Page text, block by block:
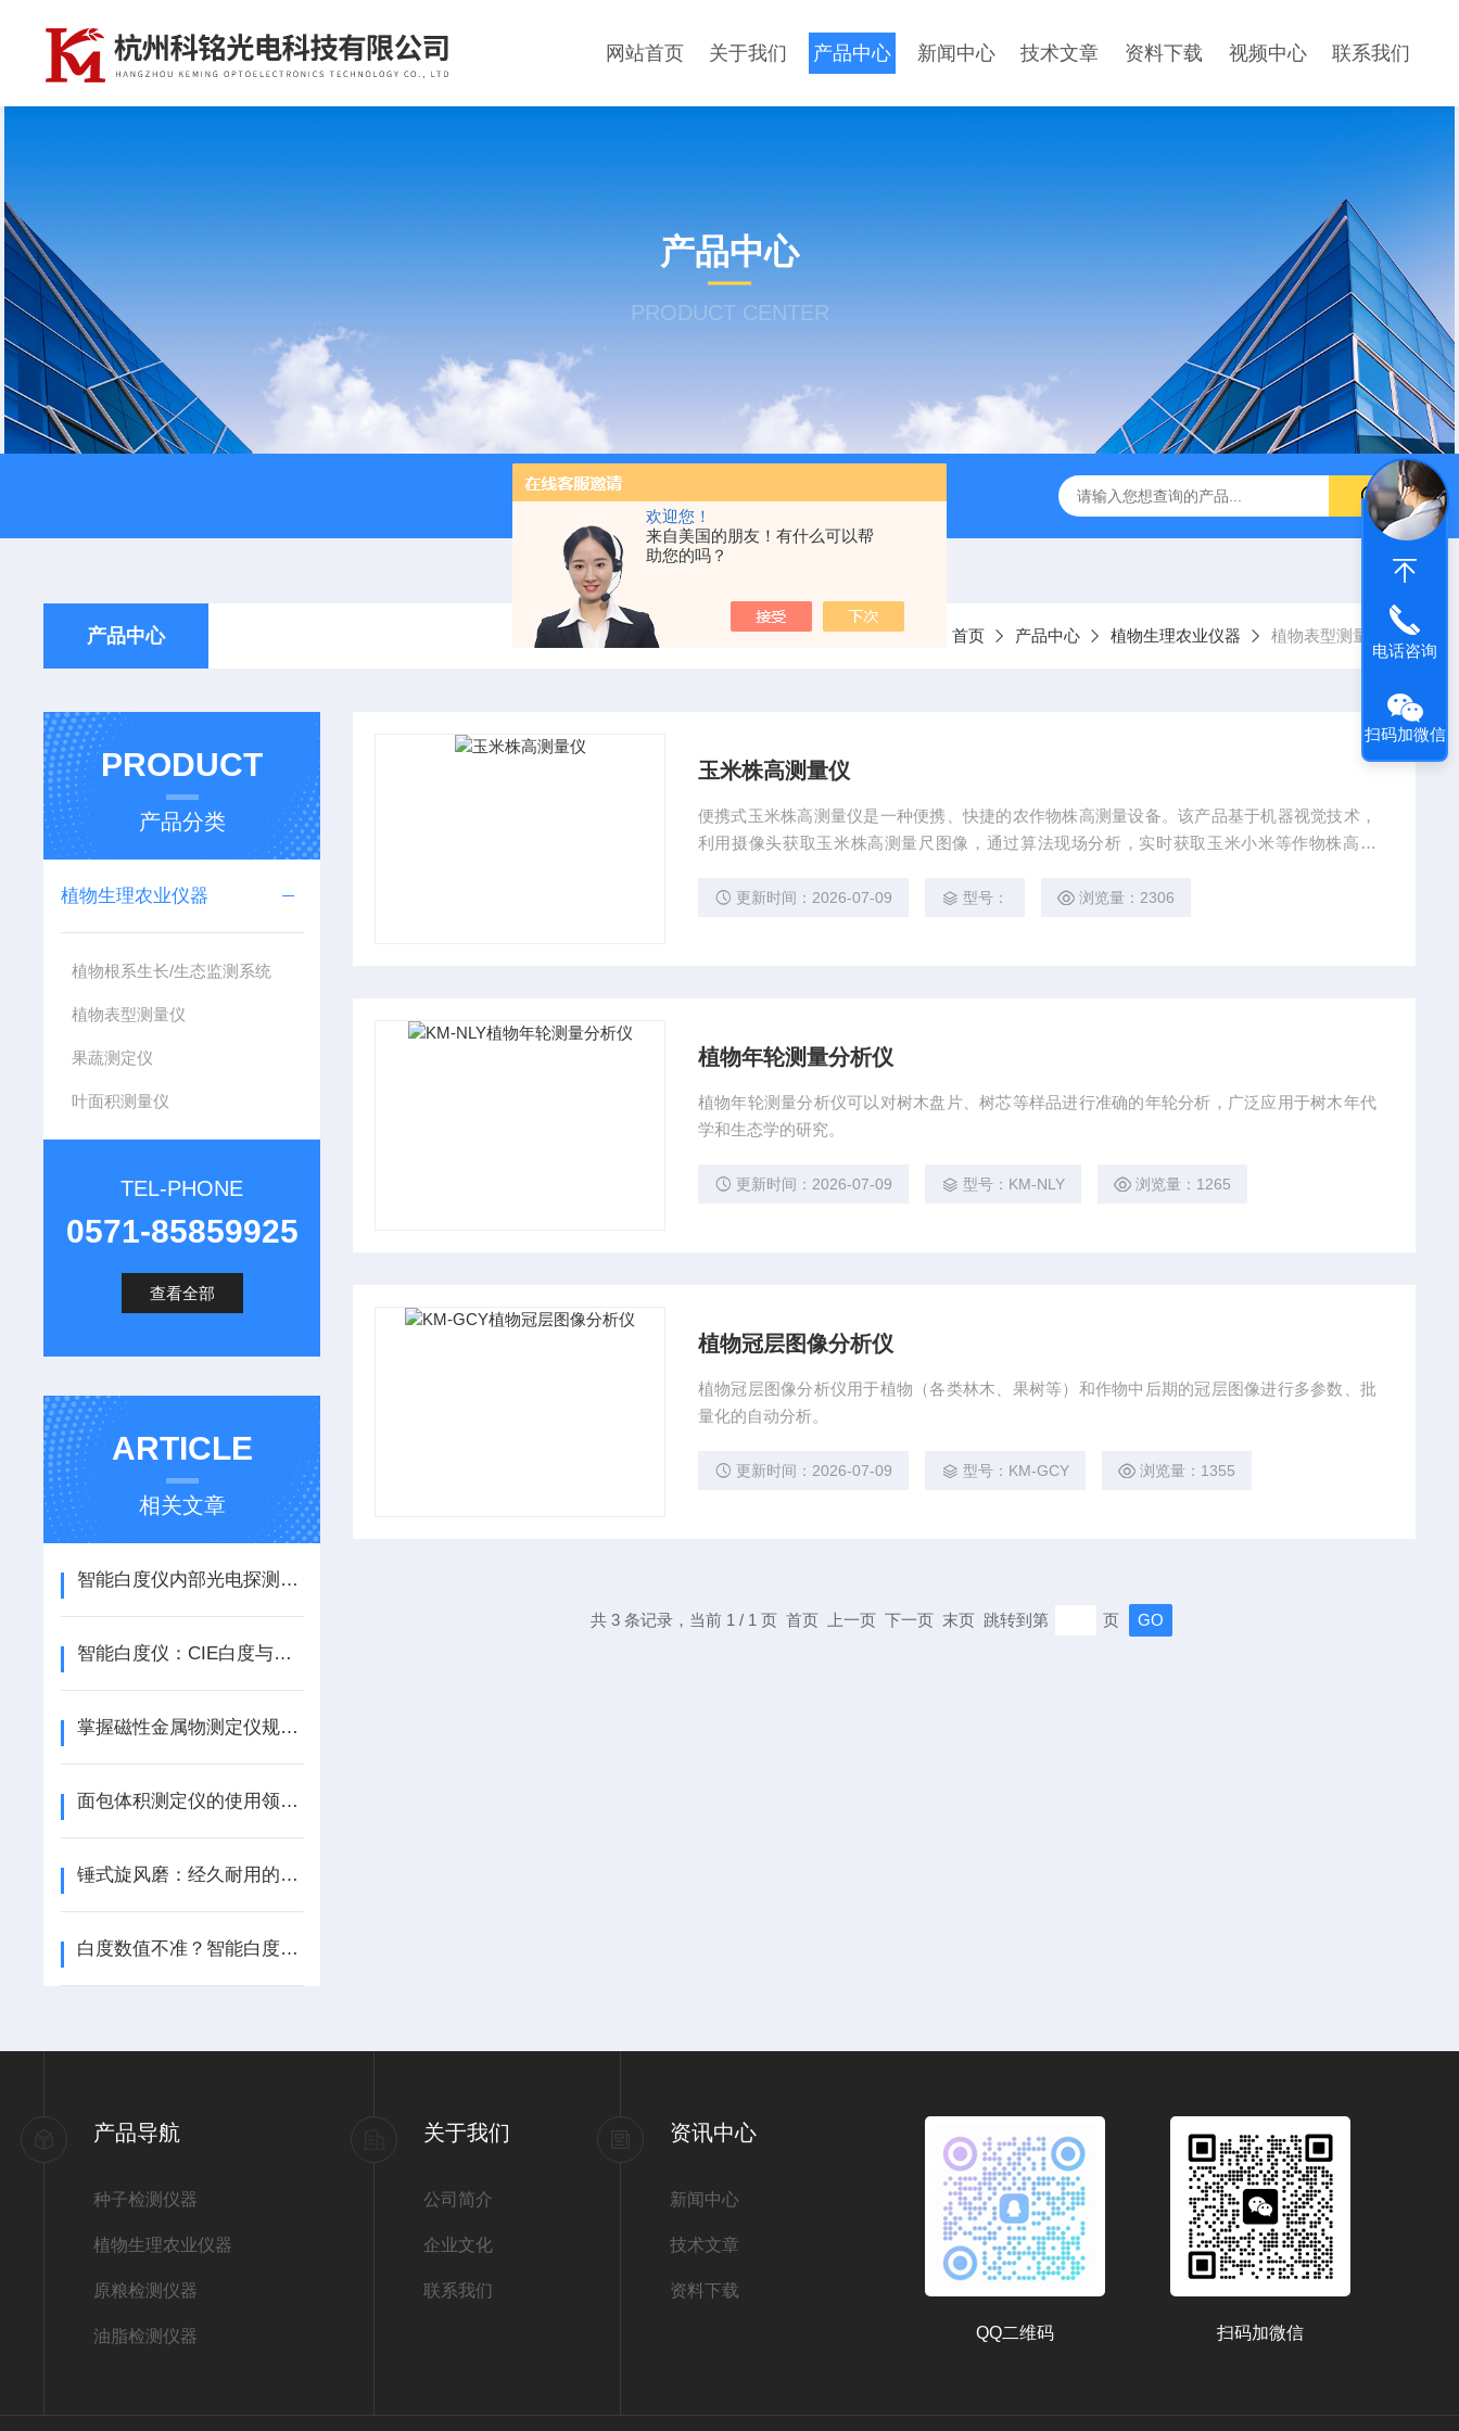
欢迎您！
来自美国的朋友！有什么可以帮
助您的吗？
网站首页 关于我们 产品中心 新闻中心 技术文章 资料下载 视频中心 联系我们
产品中心
PRODUCT CENTER
产品中心 当前位置： 首页 产品中心 植物生理农业仪器 植物表型测量仪
PRODUCT
产品分类
植物生理农业仪器
植物根系生长/生态监测系统
植物表型测量仪
果蔬测定仪
叶面积测量仪
TEL-PHONE
0571-85859925
查看全部
ARTICLE
相关文章
智能白度仪内部光电探测器发挥哪些作用？
智能白度仪：CIE白度与亨特白度的精准测量原理深度解析
掌握磁性金属物测定仪规范使用方法是实现测量准确的核心保障
面包体积测定仪的使用领域和优势
锤式旋风磨：经久耐用的粉碎设备
白度数值不准？智能白度仪常见故障成因与维保方案
玉米株高测量仪
便携式玉米株高测量仪是一种便携、快捷的农作物株高测量设备。该产品基于机器视觉技术，
利用摄像头获取玉米株高测量尺图像，通过算法现场分析，实时获取玉米小米等作物株高数
更新时间：2026-07-09 型号： 浏览量：2306
植物年轮测量分析仪
植物年轮测量分析仪可以对树木盘片、树芯等样品进行准确的年轮分析，广泛应用于树木年代
学和生态学的研究。
更新时间：2026-07-09 型号：KM-NLY 浏览量：1265
植物冠层图像分析仪
植物冠层图像分析仪用于植物（各类林木、果树等）和作物中后期的冠层图像进行多参数、批
量化的自动分析。
更新时间：2026-07-09 型号：KM-GCY 浏览量：1355
共 3 条记录，当前 1 / 1 页 首页 上一页 下一页 末页 跳转到第 页
产品导航
种子检测仪器
植物生理农业仪器
原粮检测仪器
油脂检测仪器
关于我们
公司简介
企业文化
联系我们
资讯中心
新闻中心
技术文章
资料下载
扫码加微信
QQ二维码
电话咨询
扫码加微信